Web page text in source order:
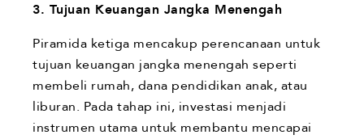
3. Tujuan Keuangan Jangka Menengah
Piramida ketiga mencakup perencanaan untuk
tujuan keuangan jangka menengah seperti
membeli rumah, dana pendidikan anak, atau
liburan. Pada tahap ini, investasi menjadi
instrumen utama untuk membantu mencapai